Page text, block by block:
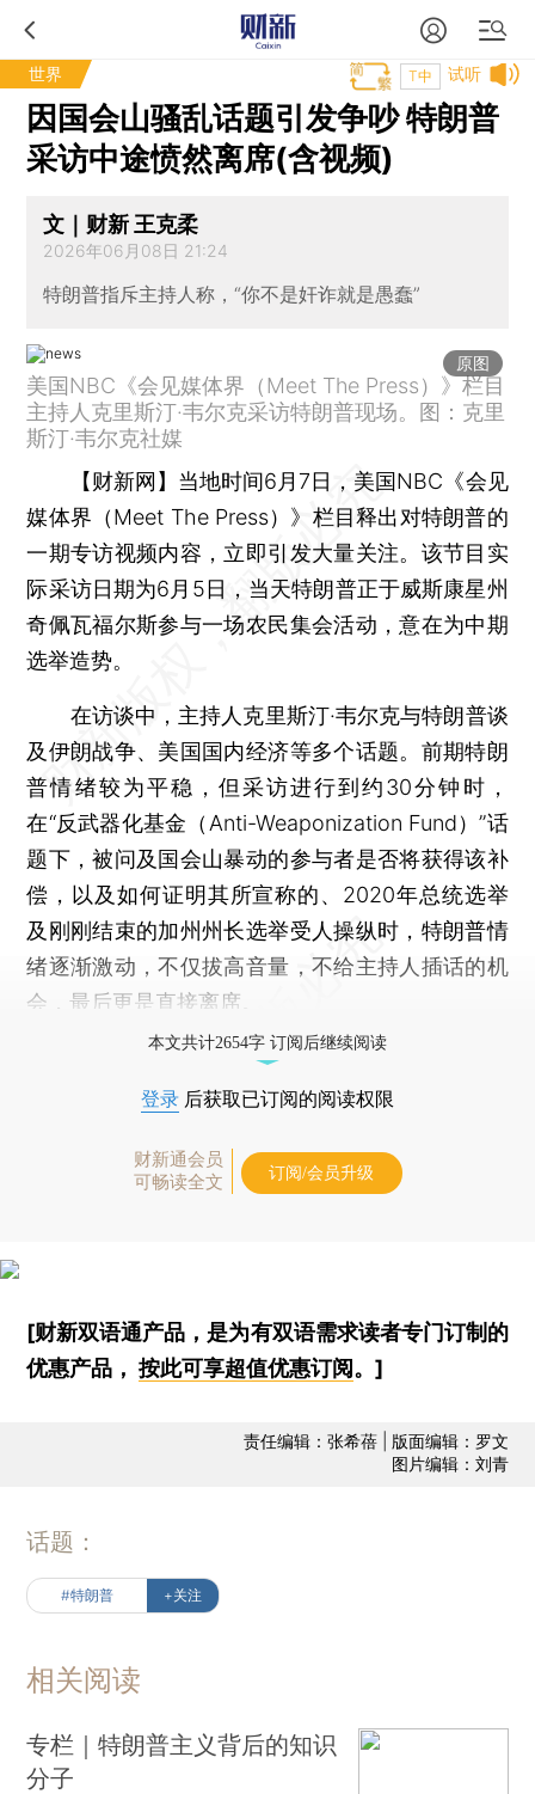
世界 试听
T中
因国会山骚乱话题引发争吵 特朗普
采访中途愤然离席(含视频)
文｜财新 王克柔
2026年06月08日 21:24
特朗普指斥主持人称，“你不是奸诈就是愚蠢”
原图
美国NBC《会见媒体界（Meet The Press）》栏目
主持人克里斯汀·韦尔克采访特朗普现场。图：克里
斯汀·韦尔克社媒
【财新网】 当地时间6月7日，美国NBC《会见
媒体界（Meet The Press）》栏目释出对特朗普的
一期专访视频内容，立即引发大量关注。该节目实
际采访日期为6月5日，当天特朗普正于威斯康星州
奇佩瓦福尔斯参与一场农民集会活动，意在为中期
选举造势。
在访谈中，主持人克里斯汀·韦尔克与特朗普谈
及伊朗战争、美国国内经济等多个话题。前期特朗
普情绪较为平稳，但采访进行到约30分钟时，
在“反武器化基金（Anti-Weaponization Fund）”话
题下，被问及国会山暴动的参与者是否将获得该补
偿，以及如何证明其所宣称的、2020年总统选举
及刚刚结束的加州州长选举受人操纵时，特朗普情
绪逐渐激动，不仅拔高音量，不给主持人插话的机
会，最后更是直接离席。
本文共计2654字 订阅后继续阅读
登录 后获取已订阅的阅读权限
财新通会员
可畅读全文
订阅/会员升级
[财新双语通产品，是为有双语需求读者专门订制的
优惠产品，按此可享超值优惠订阅 。]
责任编辑：张希蓓 | 版面编辑：罗文
图片编辑：刘青
话题：
#特朗普 +关注
相关阅读
专栏｜特朗普主义背后的知识
分子